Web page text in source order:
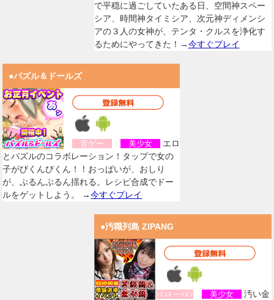
で平穏に過ごしていたある日、空間神スペー
シア、時間神タイミシア、次元神ディメンシ
アの３人の女神が、テンタ・クルスを浄化す
るためにやってきた！→今すぐプレイ
●パズル＆ドールズ
音ゲー 美少女
エロ
とパズルのコラボレーション！タップで女の
子がびくんびくん！！おっぱいが、おしり
が、ぷるんぷるん揺れる。レシピ合成でドー
ルをゲットしよう。 →今すぐプレイ
●汚職列島 ZIPANG
ｼﾐｭﾚーｼｮﾝ 美少女
汚い金